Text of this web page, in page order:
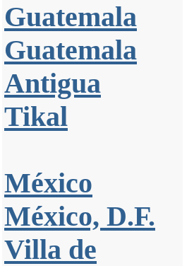
Guatemala
Guatemala
Antigua
Tikal
México
México, D.F.
Villa de